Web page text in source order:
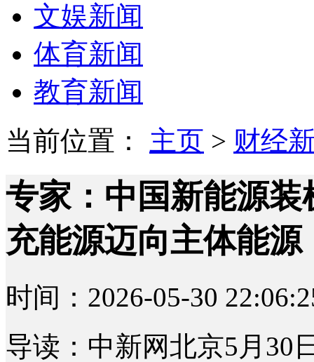
文娱新闻
体育新闻
教育新闻
当前位置： 主页 > 财经
专家：中国新能源
充能源迈向主体能源
时间：2026-05-30
导读：中新网北京5月30